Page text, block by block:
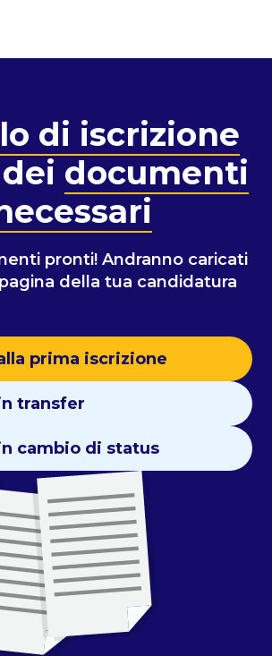
di iscrizione
documenti
pronti! Andranno caricati
della tua candidatura
prima iscrizione
transfer
cambio di status